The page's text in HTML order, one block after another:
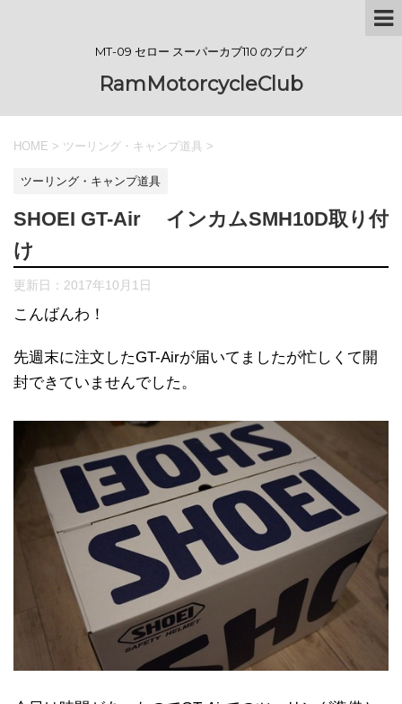
MT-09 セロー スーパーカブ110 のブログ
RamMotorcycleClub
HOME > ツーリング・キャンプ道具 >
ツーリング・キャンプ道具
SHOEI GT-Air インカムSMH10D取り付
け
更新日： 2017年10月1日
こんばんわ！
先週末に注文したGT-Airが届いてましたが忙しくて開
封できていませんでした。